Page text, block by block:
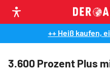
++ Heiß kaufen,
3.600 Prozent Plus